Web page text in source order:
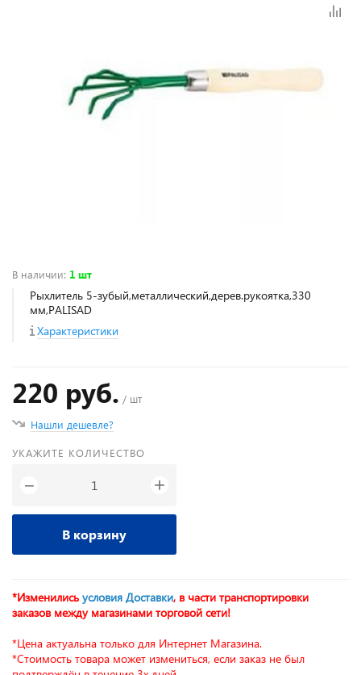
В наличии: 1 шт
Рыхлитель 5-зубый,металлический,дерев.рукоятка,330
мм,PALISAD
Характеристики
220 руб. / шт
Нашли дешевле?
УКАЖИТЕ КОЛИЧЕСТВО
− +
В корзину
*Изменились условия Доставки, в части транспортировки
заказов между магазинами торговой сети!
*Цена актуальна только для Интернет Магазина.
*Стоимость товара может измениться, если заказ не был